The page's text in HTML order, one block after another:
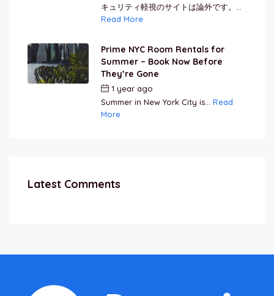
キュリティ軽視のサイトは論外です。...
Read More
Prime NYC Room Rentals for
Summer – Book Now Before
They’re Gone
1 year ago
Summer in New York City is... Read
More
Latest Comments